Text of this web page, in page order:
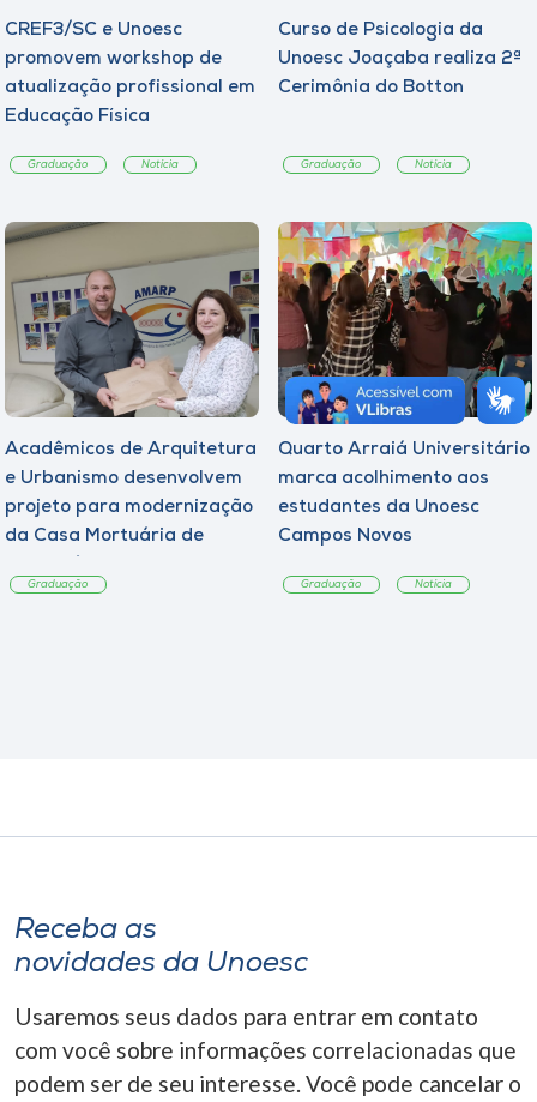
CREF3/SC e Unoesc
promovem workshop de
atualização profissional em
Educação Física
Graduação Notícia
Curso de Psicologia da
Unoesc Joaçaba realiza 2ª
Cerimônia do Botton
Graduação Notícia
Acadêmicos de Arquitetura
e Urbanismo desenvolvem
projeto para modernização
da Casa Mortuária de
Graduação
Quarto Arraiá Universitário
marca acolhimento aos
estudantes da Unoesc
Campos Novos
Graduação Notícia
Receba as
novidades da Unoesc
Usaremos seus dados para entrar em contato
com você sobre informações correlacionadas que
podem ser de seu interesse. Você pode cancelar o